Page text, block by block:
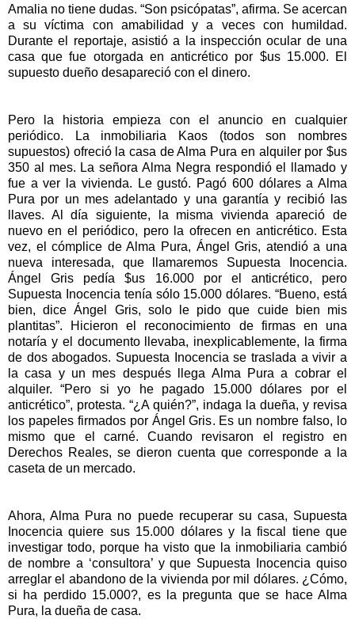
Amalia no tiene dudas. “Son psicópatas”, afirma. Se acercan
a su víctima con amabilidad y a veces con humildad.
Durante el reportaje, asistió a la inspección ocular de una
casa que fue otorgada en anticrético por $us 15.000. El
supuesto dueño desapareció con el dinero.
Pero la historia empieza con el anuncio en cualquier
periódico. La inmobiliaria Kaos (todos son nombres
supuestos) ofreció la casa de Alma Pura en alquiler por $us
350 al mes. La señora Alma Negra respondió el llamado y
fue a ver la vivienda. Le gustó. Pagó 600 dólares a Alma
Pura por un mes adelantado y una garantía y recibió las
llaves. Al día siguiente, la misma vivienda apareció de
nuevo en el periódico, pero la ofrecen en anticrético. Esta
vez, el cómplice de Alma Pura, Ángel Gris, atendió a una
nueva interesada, que llamaremos Supuesta Inocencia.
Ángel Gris pedía $us 16.000 por el anticrético, pero
Supuesta Inocencia tenía sólo 15.000 dólares. “Bueno, está
bien, dice Ángel Gris, solo le pido que cuide bien mis
plantitas”. Hicieron el reconocimiento de firmas en una
notaría y el documento llevaba, inexplicablemente, la firma
de dos abogados. Supuesta Inocencia se traslada a vivir a
la casa y un mes después llega Alma Pura a cobrar el
alquiler. “Pero si yo he pagado 15.000 dólares por el
anticrético”, protesta. “¿A quién?”, indaga la dueña, y revisa
los papeles firmados por Ángel Gris. Es un nombre falso, lo
mismo que el carné. Cuando revisaron el registro en
Derechos Reales, se dieron cuenta que corresponde a la
caseta de un mercado.
Ahora, Alma Pura no puede recuperar su casa, Supuesta
Inocencia quiere sus 15.000 dólares y la fiscal tiene que
investigar todo, porque ha visto que la inmobiliaria cambió
de nombre a ‘consultora’ y que Supuesta Inocencia quiso
arreglar el abandono de la vivienda por mil dólares. ¿Cómo,
si ha perdido 15.000?, es la pregunta que se hace Alma
Pura, la dueña de casa.